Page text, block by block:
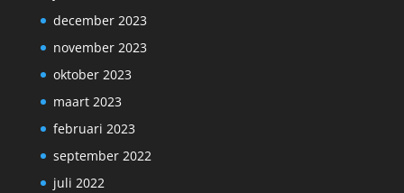
december 2023
november 2023
oktober 2023
maart 2023
februari 2023
september 2022
juli 2022